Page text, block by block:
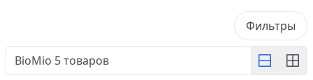
Фильтры
BioMio 5товаров